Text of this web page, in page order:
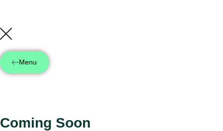
Menu
Coming Soon